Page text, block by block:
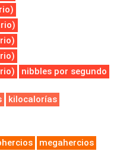
nibbles por segundo
kilocalorías
megahercios